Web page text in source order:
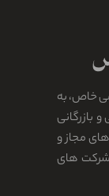
خاص، به
و بازرگانی
مجاز و
شرکت های